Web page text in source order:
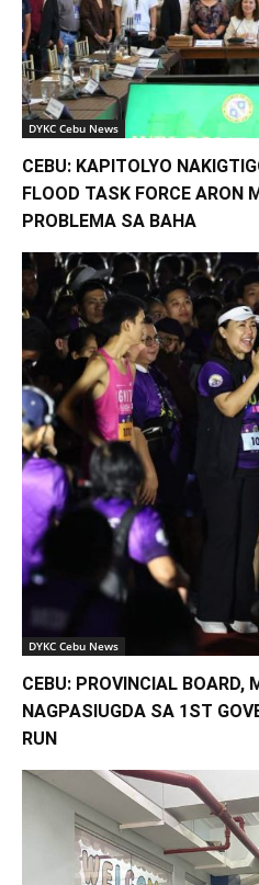
DYKC Cebu News
CEBU: KAPITOLYO
FLOOD TASK FORCE ARON
PROBLEMA SA BAHA
DYKC Cebu News
CEBU: PROVINCIAL BOARD,
NAGPASIUGDA SA 1ST
RUN